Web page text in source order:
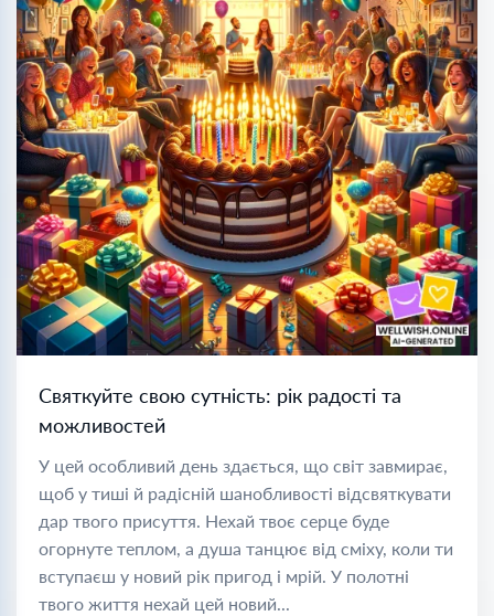
Святкуйте свою сутність: рік радості та
можливостей
У цей особливий день здається, що світ завмирає,
щоб у тиші й радісній шанобливості відсвяткувати
дар твого присуття. Нехай твоє серце буде
огорнуте теплом, а душа танцює від сміху, коли ти
вступаєш у новий рік пригод і мрій. У полотні
твого життя нехай цей новий...